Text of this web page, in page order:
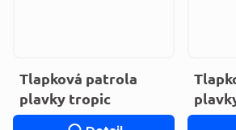
Tlapková patrola
plavky tropic